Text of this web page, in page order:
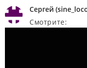
Сергей (
Смотрите: